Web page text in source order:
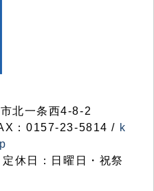
北一条西4-8-2
：0157-23-5814 / k
休日：日曜日・祝祭